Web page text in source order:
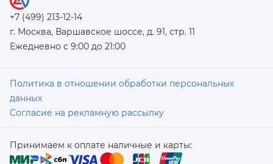
+7 (499) 213-12-14
г. Москва, Варшавское шоссе, д. 91, стр. 11
Ежедневно с 9:00 до 21:00
Политика в отношении обработки персональных
данных
Согласие на рекламную рассылку
Принимаем к оплате наличные и карты: